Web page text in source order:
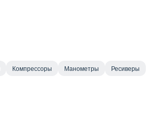
Компрессоры Манометры Ресиверы